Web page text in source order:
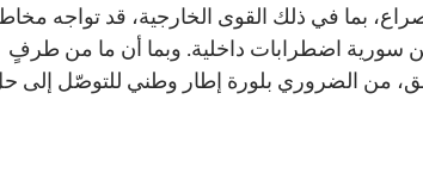
بما في ذلك القوى الخارجية، قد تواجه
سورية اضطرابات داخلية. وبما أن ما من طرفٍ
من الضروري بلورة إطار وطني للتوصّل إلى